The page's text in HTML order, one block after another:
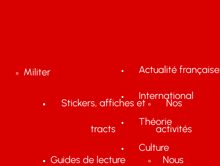
Militer
Stickers, affiches et
tracts
Guides de lecture
Nos
activités
Nous
Actualité française
International
Théorie
Culture